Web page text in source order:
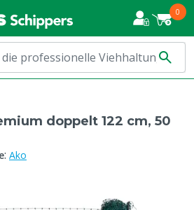
0
doppelt 122 cm, 50
: Ako